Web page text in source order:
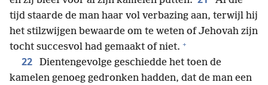
tijd staarde de man haar vol verbazing aan, terwijl hij
het stilzwijgen bewaarde om te weten of Jehovah zijn
tocht succesvol had gemaakt of niet. +
22
Dientengevolge geschiedde het toen de
kamelen genoeg gedronken hadden, dat de man een